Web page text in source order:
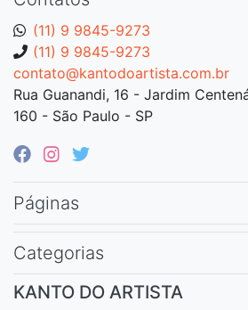
(11) 9 9845-9273
(11) 9 9845-9273
contato@kantodoartista.com.br
Rua Guanandi, 16 - Jardim
160 - São Paulo - SP
Páginas
Categorias
KANTO DO ARTISTA